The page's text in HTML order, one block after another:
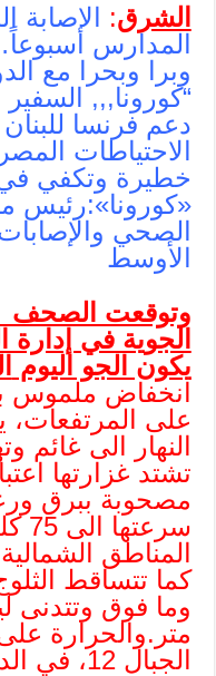
الشرق: الإصابة
المدارس
وبرا وبحرا مع
“كورونا,,,
دعم فرنسا
الاحتياطات
خطيرة وتكفي
«كورونا»:رئيس
الأوسط
وتوقعت الصحف
الجوية في إدارة
يكون الجو اليوم
انخفاض ملموس
على المرتفعات،
النهار الى غائم
تشتد غزارتها
مصحوبة ببرق
المناطق
الجبال 12، في الداخل 14